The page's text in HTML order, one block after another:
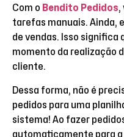
Com o Bendito Pedidos,
tarefas manuais. Ainda,
de vendas. Isso significa
momento da realização
cliente.
Dessa forma, não é
pedidos para uma
sistema! Ao fazer
automaticamente para a